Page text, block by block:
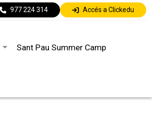
977 224 314 Accés a Clickedu
Sant Pau Summer Camp